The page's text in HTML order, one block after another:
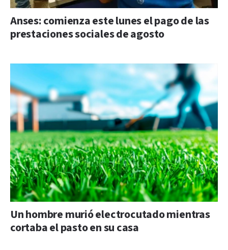
Anses: comienza este lunes el pago de las
prestaciones sociales de agosto
Un hombre murió electrocutado mientras
cortaba el pasto en su casa